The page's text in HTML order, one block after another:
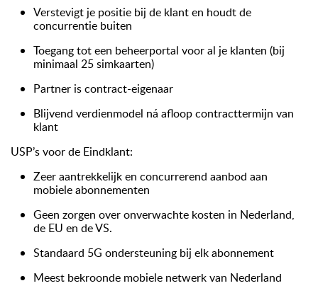
Verstevigt je positie bij de klant en houdt de
concurrentie buiten
Toegang tot een beheerportal voor al je klanten (bij
minimaal 25 simkaarten)
Partner is contract-eigenaar
Blijvend verdienmodel ná afloop contracttermijn van
klant
USP’s voor de Eindklant:
Zeer aantrekkelijk en concurrerend aanbod aan
mobiele abonnementen
Geen zorgen over onverwachte kosten in Nederland,
de EU en de VS.
Standaard 5G ondersteuning bij elk abonnement
Meest bekroonde mobiele netwerk van Nederland